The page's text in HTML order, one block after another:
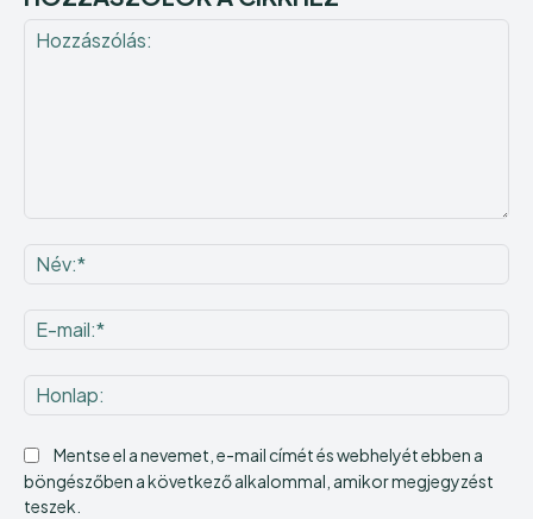
Mentse el a nevemet, e-mail címét és webhelyét ebben a
böngészőben a következő alkalommal, amikor megjegyzést
teszek.